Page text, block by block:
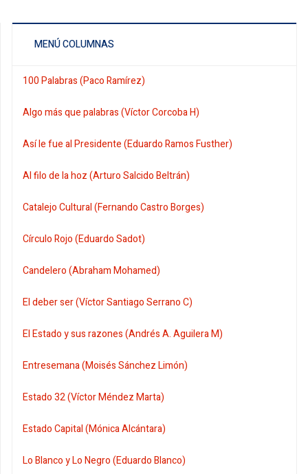
MENÚ COLUMNAS
100 Palabras (Paco Ramírez)
Algo más que palabras (Víctor Corcoba H)
Así le fue al Presidente (Eduardo Ramos Fusther)
Al filo de la hoz (Arturo Salcido Beltrán)
Catalejo Cultural (Fernando Castro Borges)
Círculo Rojo (Eduardo Sadot)
Candelero (Abraham Mohamed)
El deber ser (Víctor Santiago Serrano C)
El Estado y sus razones (Andrés A. Aguilera M)
Entresemana (Moisés Sánchez Limón)
Estado 32 (Víctor Méndez Marta)
Estado Capital (Mónica Alcántara)
Lo Blanco y Lo Negro (Eduardo Blanco)